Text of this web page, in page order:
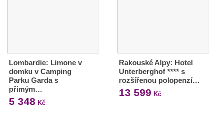
Lombardie: Limone v
domku v Camping
Parku Garda s
přímým…
5 348 Kč
Rakouské Alpy: Hotel
Unterberghof **** s
rozšířenou polopenzí…
13 599 Kč